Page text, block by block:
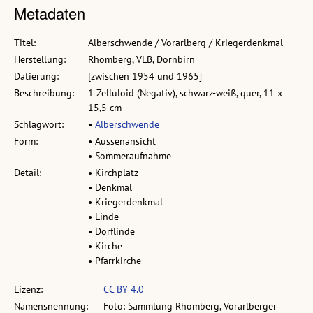
Metadaten
Titel:
Alberschwende / Vorarlberg / Kriegerdenkmal
Herstellung:
Rhomberg, VLB, Dornbirn
Datierung:
[zwischen 1954 und 1965]
Beschreibung:
1 Zelluloid (Negativ), schwarz-weiß, quer, 11 x
15,5 cm
Schlagwort:
• Alberschwende
Form:
• Aussenansicht
• Sommeraufnahme
Detail:
• Kirchplatz
• Denkmal
• Kriegerdenkmal
• Linde
• Dorflinde
• Kirche
• Pfarrkirche
Lizenz:
CC BY 4.0
Namensnennung:
Foto: Sammlung Rhomberg, Vorarlberger